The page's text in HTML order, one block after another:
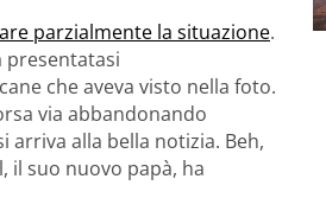
parzialmente la situazione.
presentatasi
che aveva visto nella foto.
via abbandonando
arriva alla bella notizia. Beh,
il suo nuovo papà, ha